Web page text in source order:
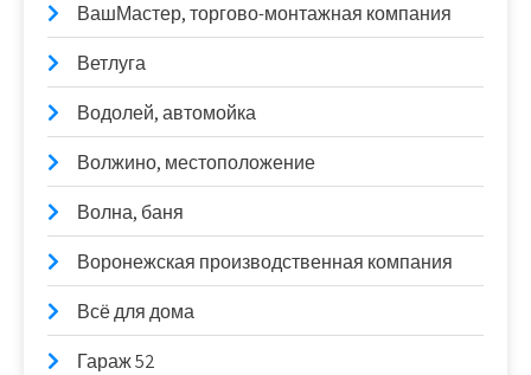
ВашМастер, торгово-монтажная компания
Ветлуга
Водолей, автомойка
Волжино, местоположение
Волна, баня
Воронежская производственная компания
Всё для дома
Гараж 52